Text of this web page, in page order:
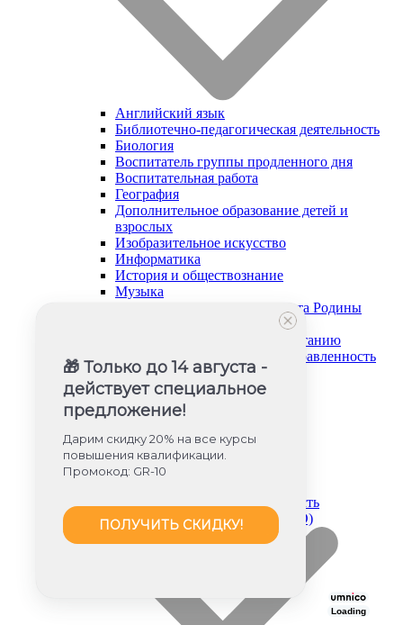
Английский язык
Библиотечно-педагогическая деятельность
Биология
Воспитатель группы продленного дня
Воспитательная работа
География
Дополнительное образование детей и
взрослых
Изобразительное искусство
Информатика
История и обществознание
Музыка
Основы безопасности и защита Родины
Русский язык и литература
Советник директора по воспитанию
Социально-гуманитарная направленность
Социальный педагог
Техническая направленность
Труд (технология)
Туризм и краеведение
Тьюторское сопровождение
Физика
Физическое воспитание
Художественная направленность
Дошкольное образование (ФГОС ДО)
Loading
🎁 Только до 14 августа -
действует специальное
предложение!
Дарим скидку 20% на все курсы
повышения квалификации.
Промокод: GR-10
ПОЛУЧИТЬ СКИДКУ!